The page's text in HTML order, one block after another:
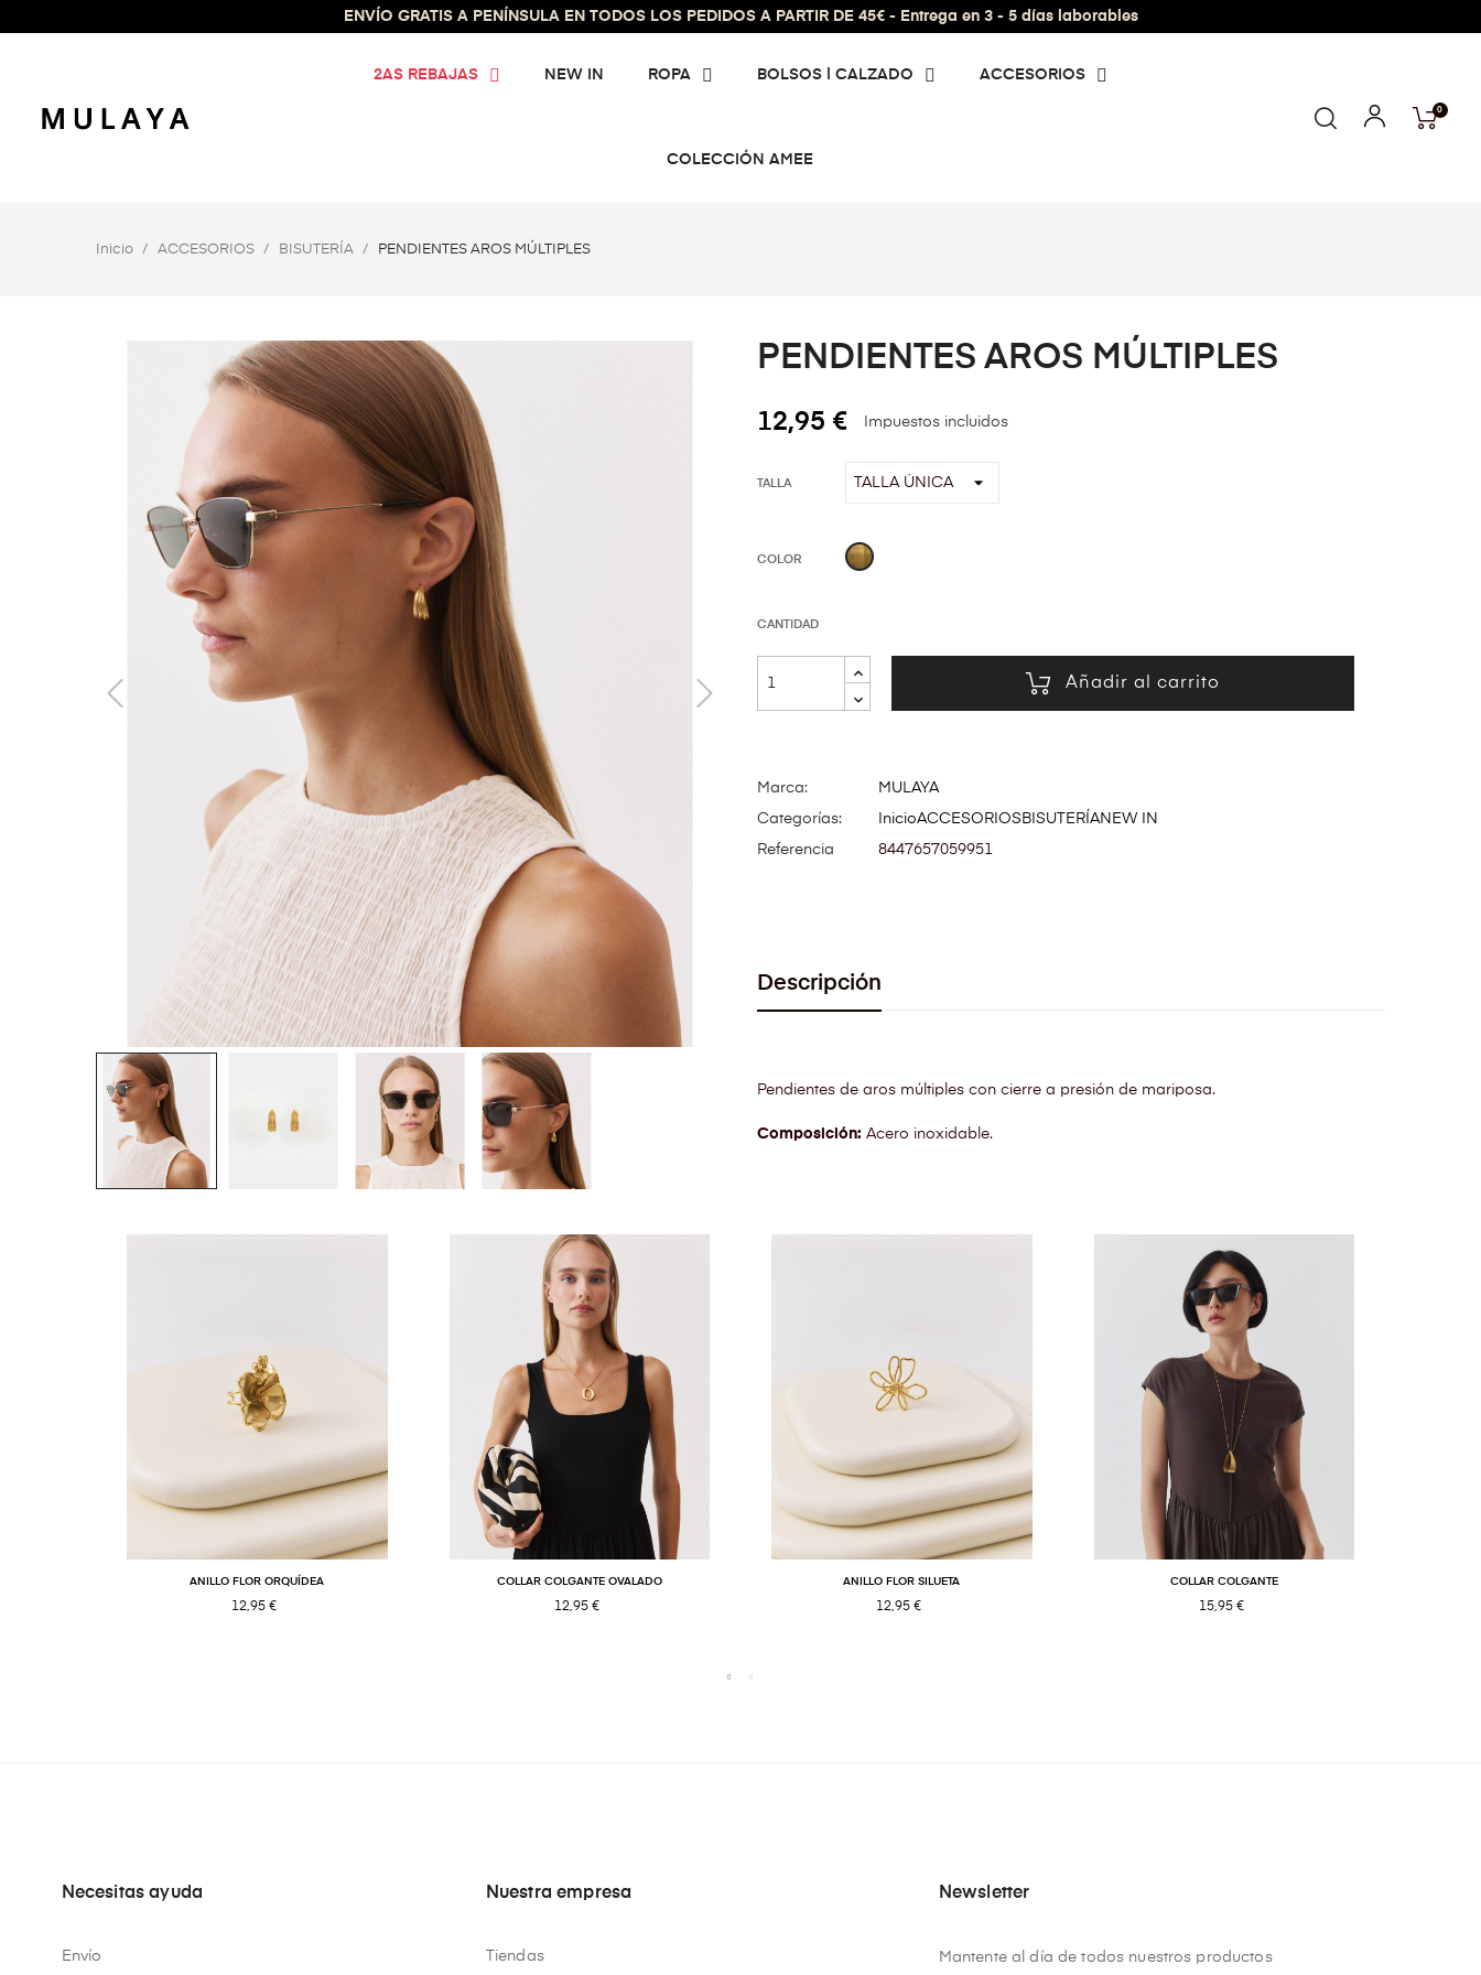
ENVÍO GRATIS A PENÍNSULA EN TODOS LOS PEDIDOS A PARTIR DE 45€ - Entrega en 3 - 5 días laborables
2AS REBAJAS NEW IN ROPA BOLSOS | CALZADO ACCESORIOS
COLECCIÓN AMEE
0
Inicio ACCESORIOS BISUTERÍA PENDIENTES AROS MÚLTIPLES
PENDIENTES AROS MÚLTIPLES
12,95 € Impuestos incluidos
TALLA
COLOR ORO
CANTIDAD
Añadir al carrito
Marca:
MULAYA
Categorías:
InicioACCESORIOS BISUTERÍANEW IN
Referencia
8447657059951
Descripción
Pendientes de aros múltiples con cierre a presión de mariposa.
Composición: Acero inoxidable.
ANILLO FLOR ORQUÍDEA
12,95 €
COLLAR COLGANTE OVALADO
12,95 €
ANILLO FLOR SILUETA
12,95 €
COLLAR COLGANTE
15,95 €
Necesitas ayuda
Envío
Nuestra empresa
Tiendas
Newsletter
Mantente al día de todos nuestros productos